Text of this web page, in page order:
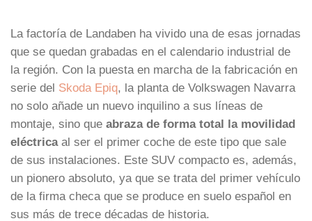
La factoría de Landaben ha vivido una de esas jornadas
que se quedan grabadas en el calendario industrial de
la región. Con la puesta en marcha de la fabricación en
serie del Skoda Epiq, la planta de Volkswagen Navarra
no solo añade un nuevo inquilino a sus líneas de
montaje, sino que abraza de forma total la movilidad
eléctricaal ser el primer coche de este tipo que sale
de sus instalaciones. Este SUV compacto es, además,
un pionero absoluto, ya que se trata del primer vehículo
de la firma checa que se produce en suelo español en
sus más de trece décadas de historia.